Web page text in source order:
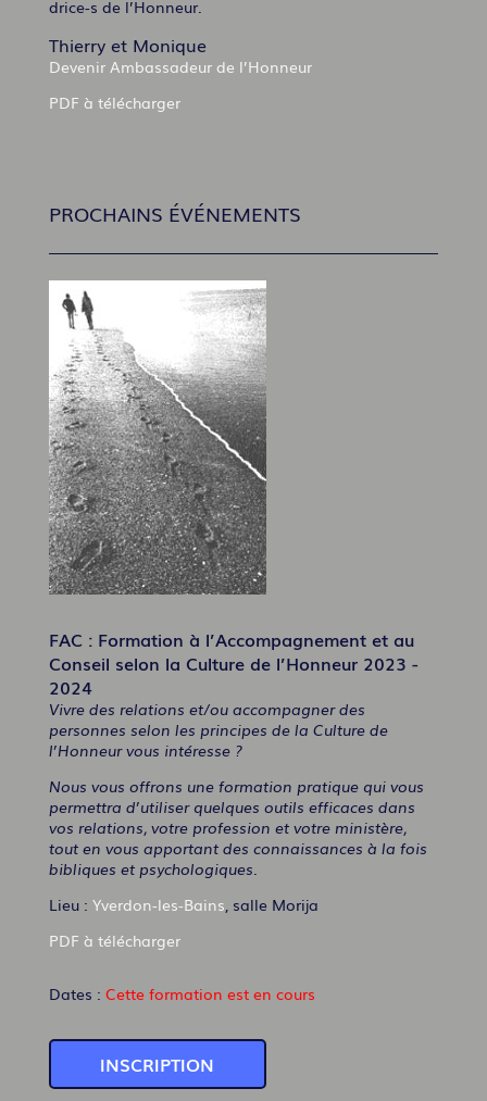
drice-s de l’Honneur.
Thierry et Monique
Devenir Ambassadeur de l’Honneur
PDF à télécharger
PROCHAINS ÉVÉNEMENTS
FAC : Formation à l’Accompagnement et au
Conseil selon la Culture de l’Honneur 2023 -
2024
Vivre des relations et/ou accompagner des
personnes selon les principes de la Culture de
l’Honneur vous intéresse ?
Nous vous offrons une formation pratique qui vous
permettra d’utiliser quelques outils efficaces dans
vos relations, votre profession et votre ministère,
tout en vous apportant des connaissances à la fois
bibliques et psychologiques.
Lieu : Yverdon-les-Bains, salle Morija
PDF à télécharger
Dates : Cette formation est en cours
INSCRIPTION